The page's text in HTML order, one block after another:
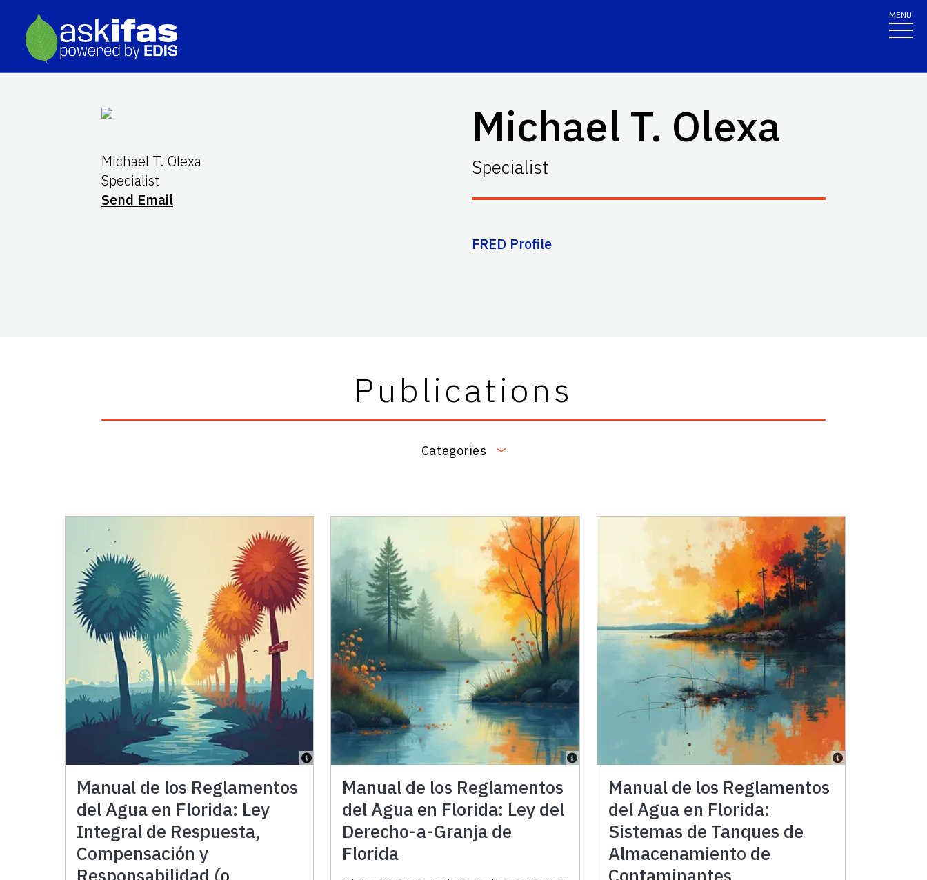
MENU
Michael T. Olexa
Specialist
Send Email
Michael T. Olexa
Specialist
FRED Profile
Publications
Categories
Manual de los Reglamentos
del Agua en Florida: Ley
Integral de Respuesta,
Compensación y
Responsabilidad (o
Manual de los Reglamentos
del Agua en Florida: Ley del
Derecho-a-Granja de
Florida
Manual de los Reglamentos
del Agua en Florida:
Sistemas de Tanques de
Almacenamiento de
Contaminantes